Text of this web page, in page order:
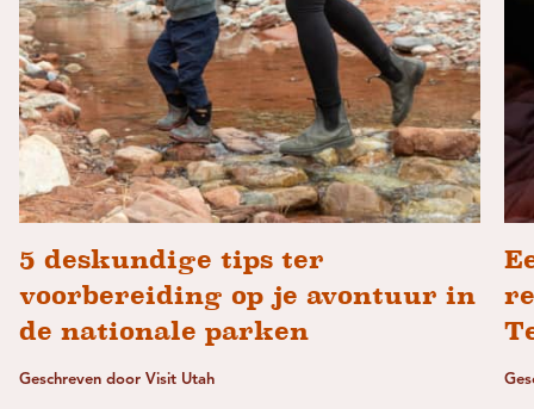
5 deskundige tips ter
voorbereiding op je avontuur in
de nationale parken
Geschreven door Visit Utah